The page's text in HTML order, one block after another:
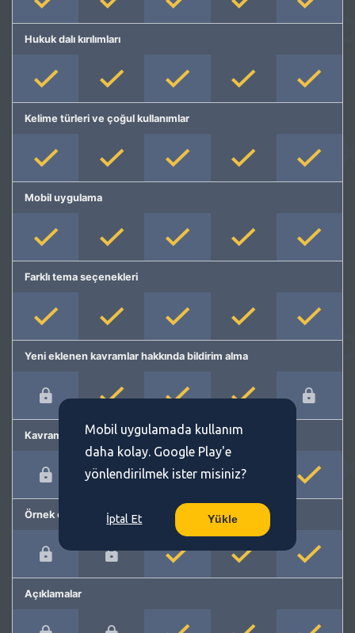
Hukuk dalı kırılımları
Kelime türleri ve çoğul kullanımlar
Mobil uygulama
Farklı tema seçenekleri
Yeni eklenen kavramlar hakkında bildirim alma
Kavram önerme
Örnek cümleler
Açıklamalar
Mobil uygulamada kullanım
daha kolay. Google Play'e
yönlendirilmek ister misiniz?
İptal Et Yükle